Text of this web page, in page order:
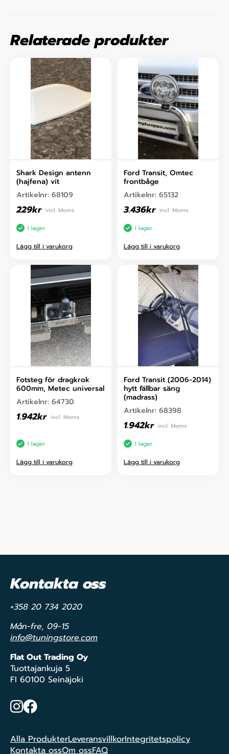
Relaterade produkter
Shark Design antenn
(hajfena) vit
Artikelnr: 68109
229kr incl. Moms
I lager
Lägg till i varukorg
Ford Transit, Omtec
frontbåge
Artikelnr: 65132
3.436kr incl. Moms
I lager
Lägg till i varukorg
Fotsteg för dragkrok
600mm, Metec universal
Artikelnr: 64730
1.942kr incl. Moms
I lager
Lägg till i varukorg
Ford Transit (2006-2014)
hytt fällbar säng
(madrass)
Artikelnr: 68398
1.942kr incl. Moms
I lager
Lägg till i varukorg
Kontakta oss
+358 20 734 2020
Mån-fre, 09-15
info@tuningstore.com
Flat Out Trading Oy
Tuottajankuja 5
FI 60100 Seinäjoki
Instagram
Facebook
Alla ProdukterLeveransvillkorIntegritetspolicy
Kontakta ossOm ossFAQ